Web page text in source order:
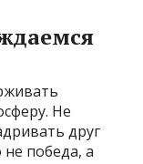
Не
друг
не победа, а